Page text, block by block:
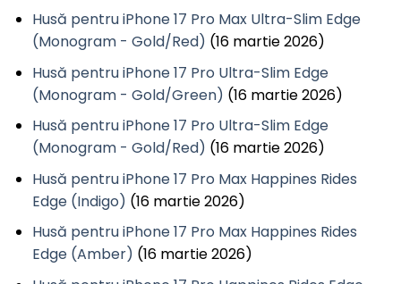
Husă pentru iPhone 17 Pro Max Ultra-Slim Edge
(Monogram - Gold/Red) (16 martie 2026)
Husă pentru iPhone 17 Pro Ultra-Slim Edge
(Monogram - Gold/Green) (16 martie 2026)
Husă pentru iPhone 17 Pro Ultra-Slim Edge
(Monogram - Gold/Red) (16 martie 2026)
Husă pentru iPhone 17 Pro Max Happines Rides
Edge (Indigo) (16 martie 2026)
Husă pentru iPhone 17 Pro Max Happines Rides
Edge (Amber) (16 martie 2026)